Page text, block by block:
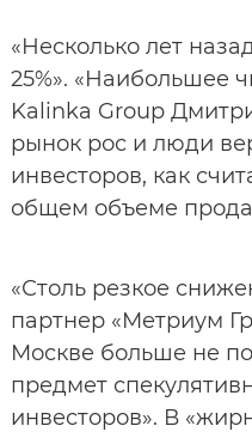
«Несколько лет
25%». «Наибольшее
Kalinka Group
рынок рос и люди
инвесторов, как
общем объеме
«Столь резкое
партнер «Метриум
Москве больше не
предмет
инвесторов». В